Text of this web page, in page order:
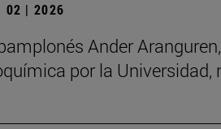
02 | 2026
Ander
por la Universidad,